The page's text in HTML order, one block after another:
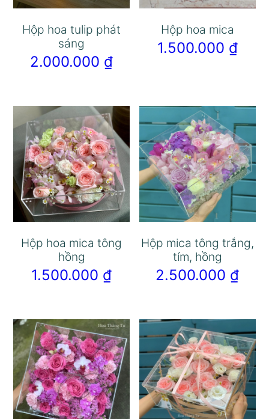
Hộp hoa tulip phát
sáng
2.000.000 ₫
Hộp hoa mica
1.500.000 ₫
Hộp hoa mica tông
hồng
1.500.000 ₫
Hộp mica tông trắng,
tím, hồng
2.500.000 ₫